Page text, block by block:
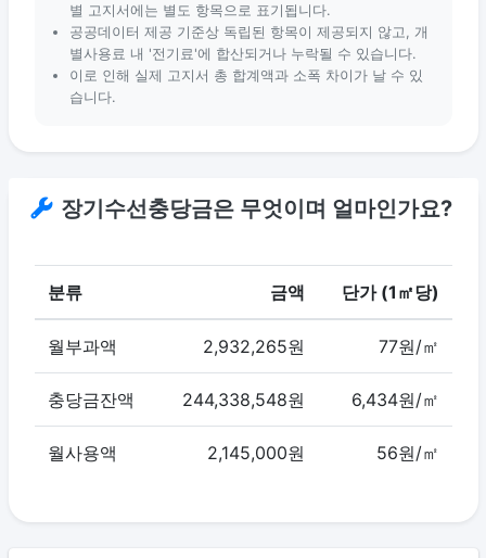
별 고지서에는 별도 항목으로 표기됩니다.
공공데이터 제공 기준상 독립된 항목이 제공되지 않고, 개
별사용료 내 '전기료'에 합산되거나 누락될 수 있습니다.
이로 인해 실제 고지서 총 합계액과 소폭 차이가 날 수 있
습니다.
장기수선충당금은 무엇이며 얼마인가요?
분류 금액 단가 (1㎡당)
월부과액 2,932,265원 77원/㎡
충당금잔액 244,338,548원 6,434원/㎡
월사용액 2,145,000원 56원/㎡